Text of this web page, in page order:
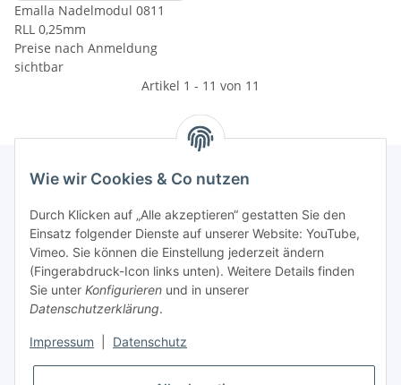
Emalla Nadelmodul 0811
RLL 0,25mm
Preise nach Anmeldung
sichtbar
Artikel 1 - 11 von 11
INFORMATIONEN
GESETZLICHE INFORMATIONEN
Kontakt
Mo - Fr:08:30 - 17:00 Uhr
Wie wir Cookies & Co nutzen
Durch Klicken auf „Alle akzeptieren“ gestatten Sie den
Einsatz folgender Dienste auf unserer Website: YouTube,
Vimeo. Sie können die Einstellung jederzeit ändern
(Fingerabdruck-Icon links unten). Weitere Details finden
Sie unter Konfigurieren und in unserer
Datenschutzerklärung.
Impressum Datenschutz